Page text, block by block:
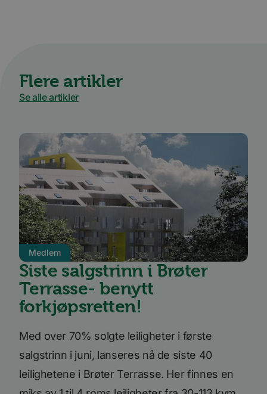
Flere artikler
Se alle artikler
Medlem
Siste salgstrinn i Brøter
Terrasse- benytt
forkjøpsretten!
Med over 70% solgte leiligheter i første
salgstrinn i juni, lanseres nå de siste 40
leilighetene i Brøter Terrasse. Her finnes en